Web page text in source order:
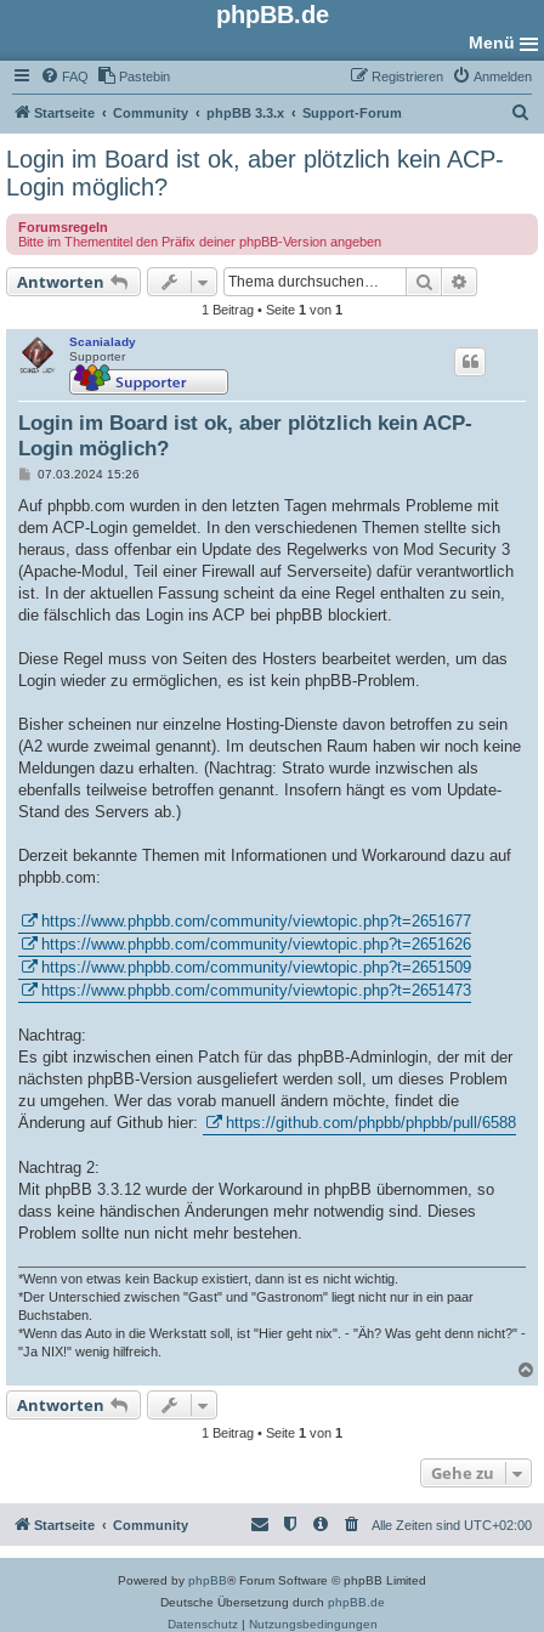
phpBB.de
Menü
FAQ Pastebin Anmelden
Registrieren
Startseite Community phpBB 3.3.x Support-Forum
Login im Board ist ok, aber plötzlich kein ACP-
Login möglich?
Forumsregeln
Bitte im Thementitel den Präfix deiner phpBB-Version angeben
Antworten Suche
1 Beitrag • Seite 1 von 1
Scanialady
Supporter
Login im Board ist ok, aber plötzlich kein ACP-
Login möglich?
B
r
a
07.03.2024 15:26
Auf phpbb.com wurden in den letzten Tagen mehrmals Probleme mit
dem ACP-Login gemeldet. In den verschiedenen Themen stellte sich
heraus, dass offenbar ein Update des Regelwerks von Mod Security 3
(Apache-Modul, Teil einer Firewall auf Serverseite) dafür verantwortlich
ist. In der aktuellen Fassung scheint da eine Regel enthalten zu sein,
die fälschlich das Login ins ACP bei phpBB blockiert.
Diese Regel muss von Seiten des Hosters bearbeitet werden, um das
Login wieder zu ermöglichen, es ist kein phpBB-Problem.
Bisher scheinen nur einzelne Hosting-Dienste davon betroffen zu sein
(A2 wurde zweimal genannt). Im deutschen Raum haben wir noch keine
Meldungen dazu erhalten. (Nachtrag: Strato wurde inzwischen als
ebenfalls teilweise betroffen genannt. Insofern hängt es vom Update-
Stand des Servers ab.)
Derzeit bekannte Themen mit Informationen und Workaround dazu auf
phpbb.com:
https://www.phpbb.com/community/viewtopic.php?t=2651677
https://www.phpbb.com/community/viewtopic.php?t=2651626
https://www.phpbb.com/community/viewtopic.php?t=2651509
https://www.phpbb.com/community/viewtopic.php?t=2651473
Nachtrag:
Es gibt inzwischen einen Patch für das phpBB-Adminlogin, der mit der
nächsten phpBB-Version ausgeliefert werden soll, um dieses Problem
zu umgehen. Wer das vorab manuell ändern möchte, findet die
Änderung auf Github hier:
https://github.com/phpbb/phpbb/pull/6588
Nachtrag 2:
Mit phpBB 3.3.12 wurde der Workaround in phpBB übernommen, so
dass keine händischen Änderungen mehr notwendig sind. Dieses
Problem sollte nun nicht mehr bestehen.
*Wenn von etwas kein Backup existiert, dann ist es nicht wichtig.
*Der Unterschied zwischen "Gast" und "Gastronom" liegt nicht nur in ein paar
Buchstaben.
*Wenn das Auto in die Werkstatt soll, ist "Hier geht nix". - "Äh? Was geht denn nicht?" -
"Ja NIX!" wenig hilfreich.
a
Antworten
1 Beitrag • Seite 1 von 1
Gehe zu
Startseite Community Alle Zeiten sind UTC+02:00
Powered by phpBB® Forum Software © phpBB Limited
Deutsche Übersetzung durch phpBB.de
Datenschutz| Nutzungsbedingungen